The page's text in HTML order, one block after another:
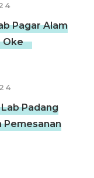
Pagar Alam
Oke
Padang
Pemesanan